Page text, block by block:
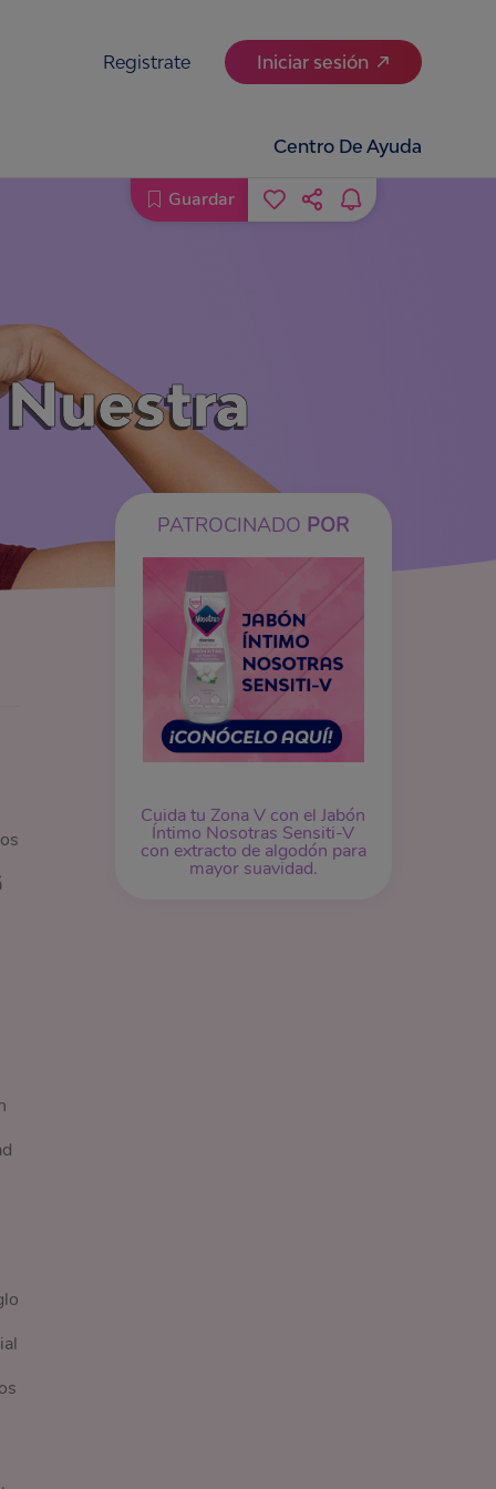
Registrate Iniciar sesión
Centro De Ayuda
PATROCINADO POR
Cuida tu Zona V con el Jabón
Íntimo Nosotras Sensiti-V
con extracto de algodón para
mayor suavidad.
Guardar